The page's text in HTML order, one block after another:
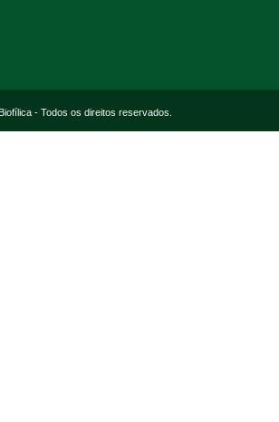
- Todos os direitos reservados.